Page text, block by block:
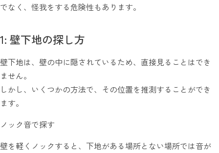
でなく、怪我をする危険性もあります。
1: 壁下地の探し方
壁下地は、壁の中に隠されているため、直接見ることはでき
ません。
しかし、いくつかの方法で、その位置を推測することができ
ます。
ノック音で探す
壁を軽くノックすると、下地がある場所とない場所では音が